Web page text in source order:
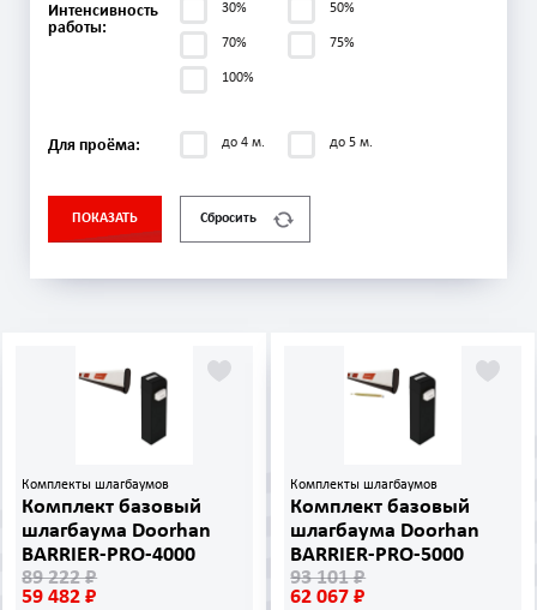
Интенсивность
работы:
30% 50%
70% 75%
100%
Для проёма: до 4 м. до 5 м.
ПОКАЗАТЬ Сбросить
Комплекты шлагбаумов
Комплект базовый
шлагбаума Doorhan
BARRIER-PRO-4000
89 222 ₽
59 482 ₽
Комплекты шлагбаумов
Комплект базовый
шлагбаума Doorhan
BARRIER-PRO-5000
93 101 ₽
62 067 ₽